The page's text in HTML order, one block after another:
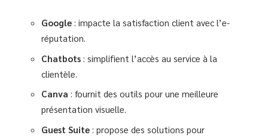
Google : impacte la satisfaction client avec l’e-
réputation.
Chatbots : simplifient l’accès au service à la
clientèle.
Canva : fournit des outils pour une meilleure
présentation visuelle.
Guest Suite : propose des solutions pour